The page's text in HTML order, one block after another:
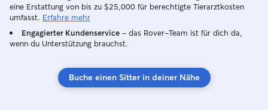
eine Erstattung von bis zu $25,000 für berechtigte Tierarztkosten
umfasst. Erfahre mehr
Engagierter Kundenservice – das Rover-Team ist für dich da,
wenn du Unterstützung brauchst.
Buche einen Sitter in deiner Nähe